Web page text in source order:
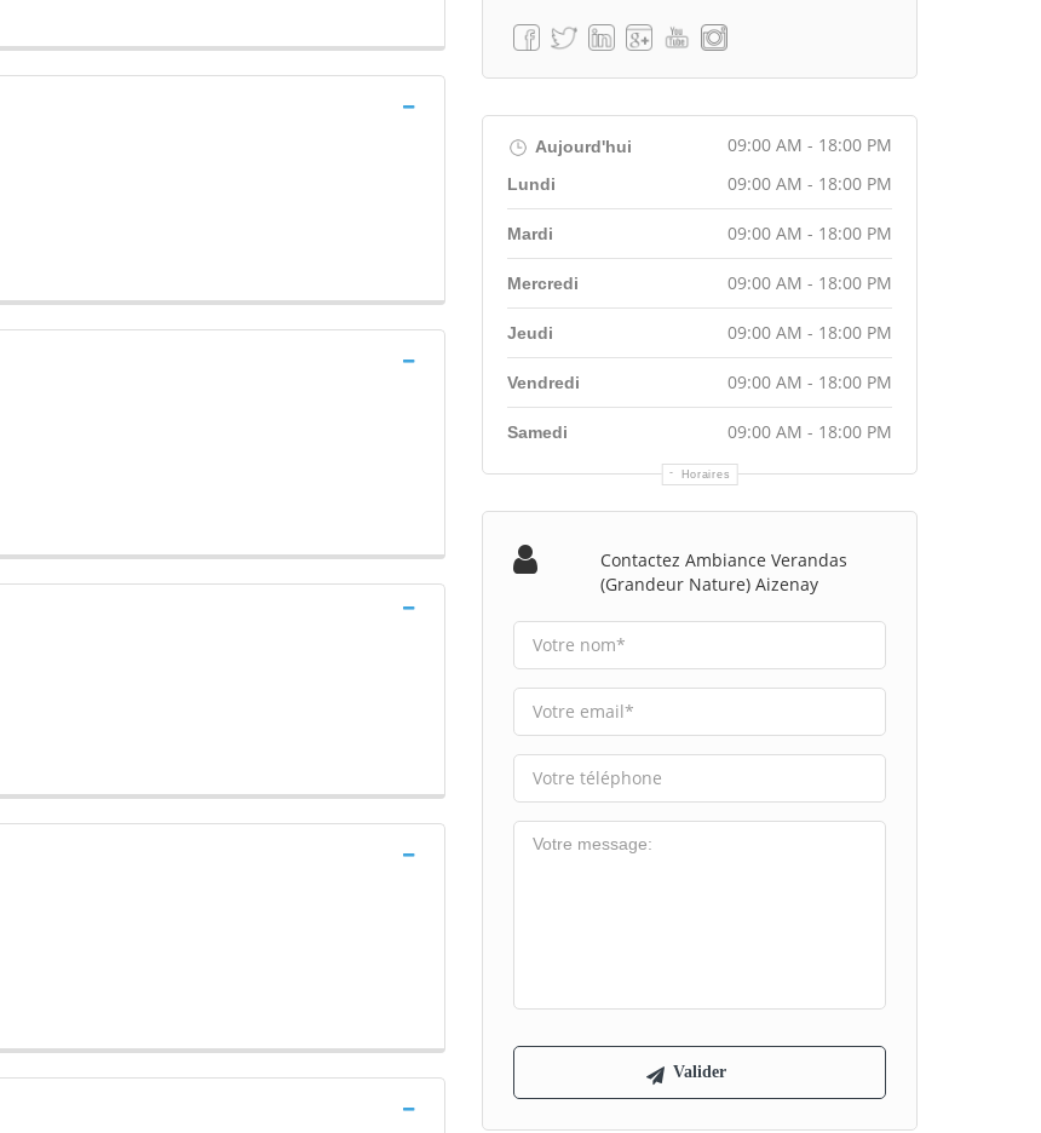
Aujourd'hui 09:00 AM - 18:00 PM
Horaires
Lundi 09:00 AM - 18:00 PM
Mardi 09:00 AM - 18:00 PM
Mercredi 09:00 AM - 18:00 PM
Jeudi 09:00 AM - 18:00 PM
Vendredi 09:00 AM - 18:00 PM
Samedi 09:00 AM - 18:00 PM
Contactez Ambiance Verandas
(grandeur Nature) Aizenay